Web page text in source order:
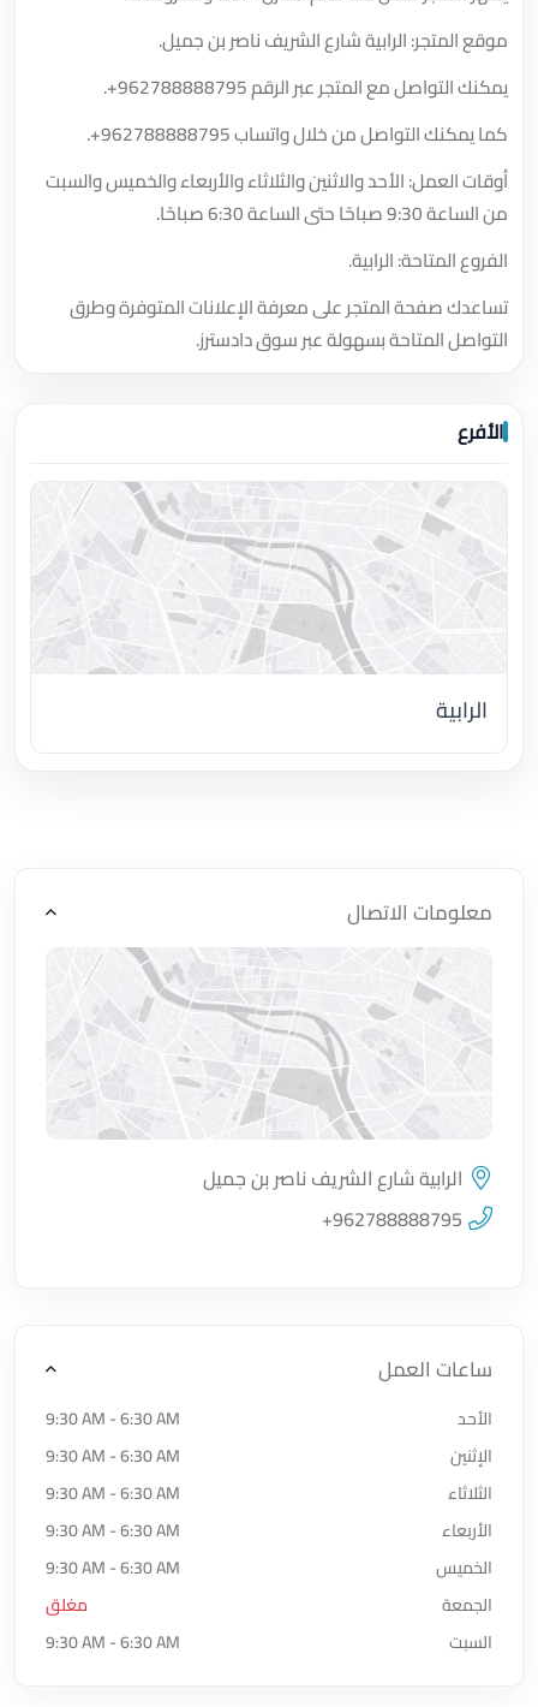
موقع المتجر: الرابية شارع الشريف ناصر بن جميل.
يمكنك التواصل مع المتجر عبر الرقم+962788888795
.
كما يمكنك التواصل من خلال واتساب+962788888795
.
أوقات العمل: الأحد والاثنين والثلاثاء والأربعاء والخميس والسبت
من الساعة 9:30 صباحًا حتى الساعة 6:30 صباحًا.
الفروع المتاحة: الرابية.
تساعدك صفحة المتجر على معرفة الإعلانات المتوفرة وطرق
التواصل المتاحة بسهولة عبر سوق دادسترز.
الأفرع
الرابية
معلومات الاتصال
اضغط لتحميل الموقع
الرابية شارع الشريف ناصر بن جميل
+962788888795
ساعات العمل
الأحد
9:30 AM - 6:30 AM
الإثنين
9:30 AM - 6:30 AM
الثلاثاء
9:30 AM - 6:30 AM
الأربعاء
9:30 AM - 6:30 AM
الخميس
9:30 AM - 6:30 AM
الجمعة
مغلق
السبت
9:30 AM - 6:30 AM